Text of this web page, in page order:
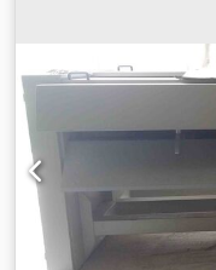
moderrullbredd: 300
färdigrullens
mekanisk hastighet:
1600 mm, max
220 µm, drifttimmar:
En inspektion på plats